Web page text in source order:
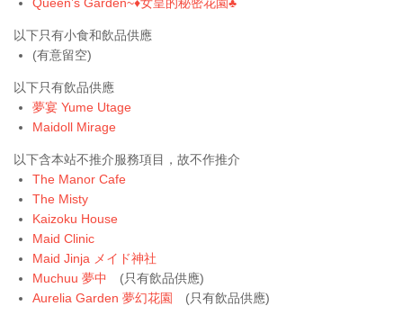
以下只有小食和飲品供應
(有意留空)
以下只有飲品供應
夢宴 Yume Utage
Maidoll Mirage
以下含本站不推介服務項目，故不作推介
The Manor Cafe
The Misty
Kaizoku House
Maid Clinic
Maid Jinja メイド神社
Muchuu 夢中
(只有飲品供應)
Aurelia Garden 夢幻花園
(只有飲品供應)